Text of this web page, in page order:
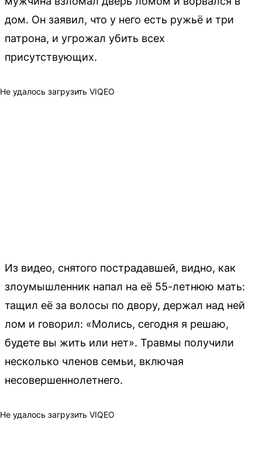
дом. Он заявил, что у него есть ружьё и три
патрона, и угрожал убить всех
присутствующих.
Не удалось загрузить VIQEO
Из видео, снятого пострадавшей, видно, как
злоумышленник напал на её 55-летнюю мать:
тащил её за волосы по двору, держал над ней
лом и говорил: «Молись, сегодня я решаю,
будете вы жить или нет». Травмы получили
несколько членов семьи, включая
несовершеннолетнего.
Не удалось загрузить VIQEO